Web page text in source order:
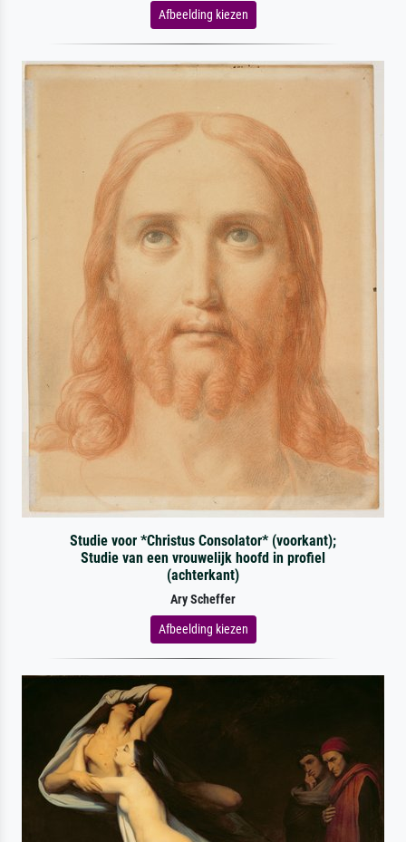
Afbeelding kiezen
Studie voor *Christus Consolator* (voorkant);
Studie van een vrouwelijk hoofd in profiel
(achterkant)
Ary Scheffer
Afbeelding kiezen